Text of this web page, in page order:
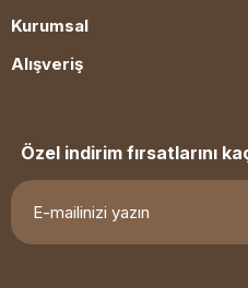
Kurumsal
Alışveriş
Özel indirim fırsatlarını